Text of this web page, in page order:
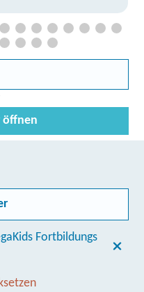
öffnen
Fortbildungs